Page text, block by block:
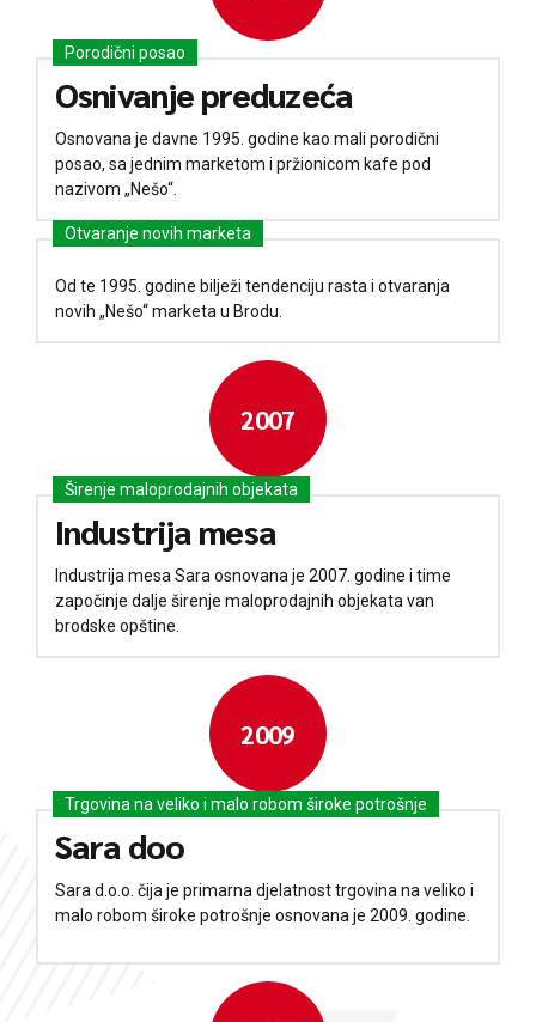
Porodični posao
Osnivanje preduzeća
Osnovana je davne 1995. godine kao mali porodični
posao, sa jednim marketom i pržionicom kafe pod
nazivom „Nešo“.
Otvaranje novih marketa
Od te 1995. godine bilježi tendenciju rasta i otvaranja
novih „Nešo“ marketa u Brodu.
2007
Širenje maloprodajnih objekata
Industrija mesa
Industrija mesa Sara osnovana je 2007. godine i time
započinje dalje širenje maloprodajnih objekata van
brodske opštine.
2009
Trgovina na veliko i malo robom široke potrošnje
Sara doo
Sara d.o.o. čija je primarna djelatnost trgovina na veliko i
malo robom široke potrošnje osnovana je 2009. godine.